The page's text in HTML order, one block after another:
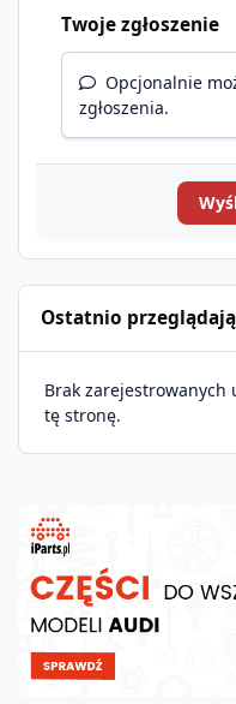
Twoje zgłoszenie
Opcjonalnie
zgłoszenia.
Ostatnio
Brak zarejestrowanych
tę stronę.